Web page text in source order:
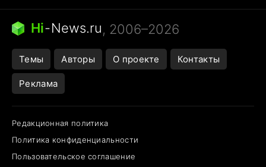
Кошка писает на кровать
Тунцы в океанариуме
Ядовитые пауки России
Города в ядерной войне
Открытие в Google Maps
Hi-News.ru, 2006–2026
Темы Авторы О проекте Контакты
Реклама
Редакционная политика
Политика конфиденциальности
Пользовательское соглашение